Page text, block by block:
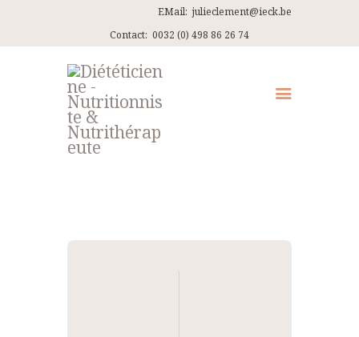
EMail: julieclement@ieck.be
Contact: 0032 (0) 498 86 26 74
QUI SUIS-JE ?
CONSULTATIONS
Navigation